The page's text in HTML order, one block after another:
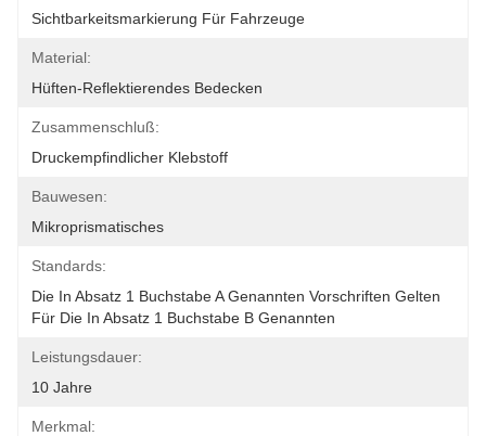
Sichtbarkeitsmarkierung Für Fahrzeuge
Material:
Hüften-Reflektierendes Bedecken
Zusammenschluß:
Druckempfindlicher Klebstoff
Bauwesen:
Mikroprismatisches
Standards:
Die In Absatz 1 Buchstabe A Genannten Vorschriften Gelten
Für Die In Absatz 1 Buchstabe B Genannten
Leistungsdauer:
10 Jahre
Merkmal: